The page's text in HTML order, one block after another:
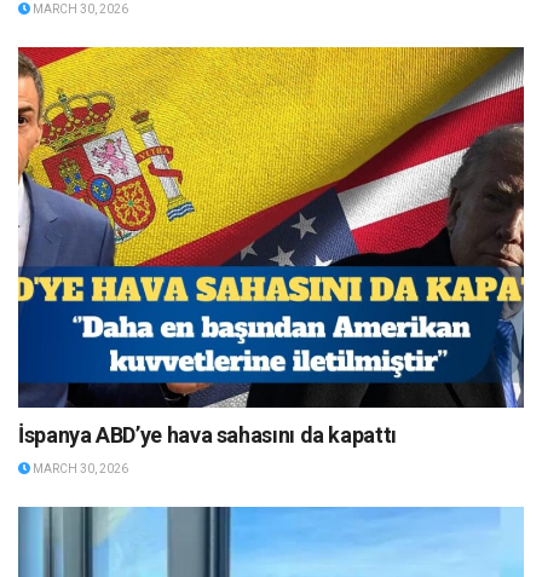
MARCH 30, 2026
İspanya ABD’ye hava sahasını da kapattı
MARCH 30, 2026